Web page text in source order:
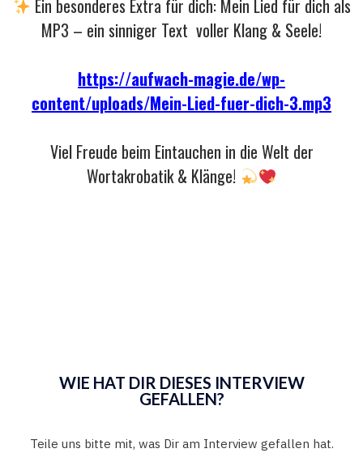
Ein besonderes Extra für dich: Mein Lied für dich als
MP3 – ein sinniger Text voller Klang & Seele!
https://aufwach-magie.de/wp-
content/uploads/Mein-Lied-fuer-dich-3.mp3
Viel Freude beim Eintauchen in die Welt der
Wortakrobatik & Klänge!
WIE HAT DIR DIESES INTERVIEW
GEFALLEN?
Teile uns bitte mit, was Dir am Interview gefallen hat.